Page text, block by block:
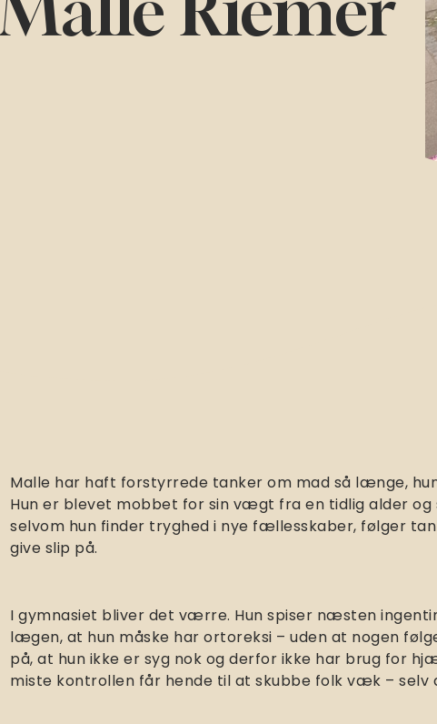
Malle har haft forstyrrede tanker om mad så længe,
Hun er blevet mobbet for sin vægt fra en tidlig alder og
selvom hun finder tryghed i nye fællesskaber, følger
give slip på.
I gymnasiet bliver det værre. Hun spiser næsten
lægen, at hun måske har ortoreksi – uden at nogen
på, at hun ikke er syg nok og derfor ikke har brug for
miste kontrollen får hende til at skubbe folk væk –